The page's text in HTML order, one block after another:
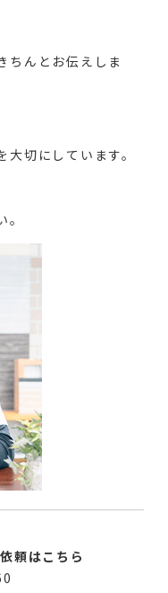
ちんとお伝えしま
大切にしています。
頼はこちら